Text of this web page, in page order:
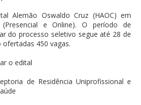
Alemão Oswaldo Cruz (HAOC) em
(Presencial e Online). O período de
do processo seletivo segue até 28 de
450 vagas.
o edital
de Residência Uniprofissional e